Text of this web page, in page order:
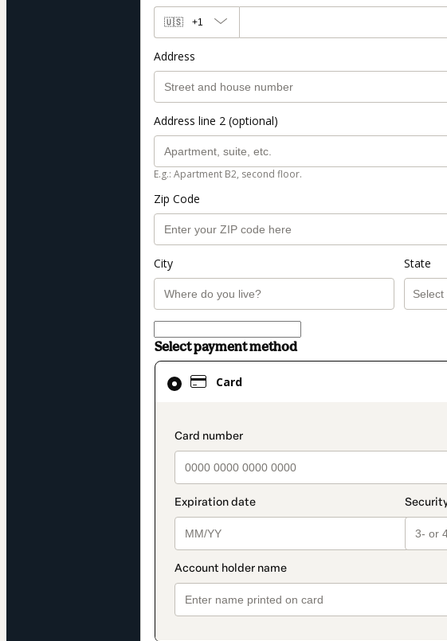
🇺🇸 +1
Address
Address line 2 (optional)
E.g.: Apartment B2, second floor.
Zip Code
City State
Select payment method
Card
payment_data.section_title_v2
Card
selected
method